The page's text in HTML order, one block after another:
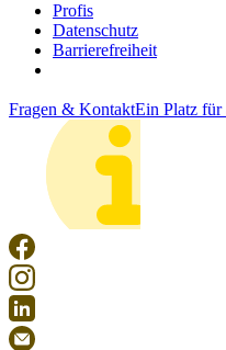
Profis
Datenschutz
Barrierefreiheit
Fragen & KontaktEin Platz für